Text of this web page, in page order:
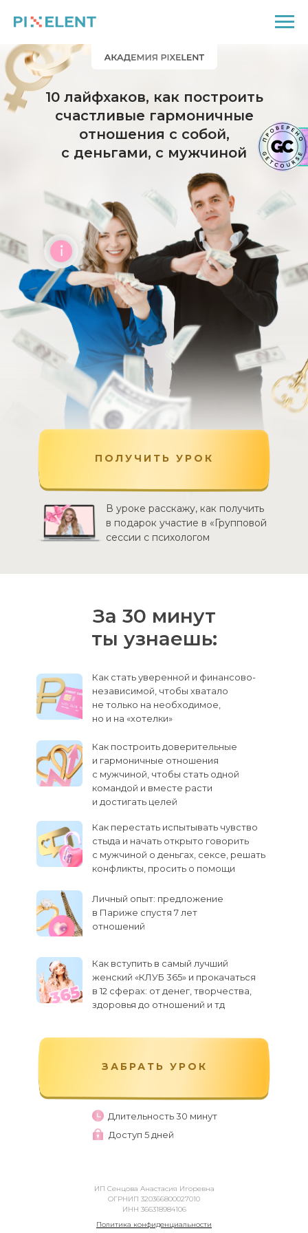
ПОЛУЧИТЬ УРОК
10 лайфхаков, как построить
счастливые гармоничные
отношения с собой,
с деньгами, с мужчиной
В уроке расскажу, как получить
в подарок участие в «Групповой
сессии с психологом
За 30 минут
ты узнаешь:
Как стать уверенной и финансово-
независимой, чтобы хватало
не только на необходимое,
но и на «хотелки»
Как перестать испытывать чувство
стыда и начать открыто говорить
с мужчиной о деньгах, сексе, решать
конфликты, просить о помощи
Как построить доверительные
и гармоничные отношения
с мужчиной, чтобы стать одной
командой и вместе расти
и достигать целей
Личный опыт: предложение
в Париже спустя 7 лет
отношений
Как вступить в самый лучший
женский «КЛУБ 365» и прокачаться
в 12 сферах: от денег, творчества,
здоровья до отношений и тд
Доступ 5 дней
Длительность 30 минут
ЗАБРАТЬ УРОК
ИП Сенцова Анастасия Игоревна
ОГРНИП 320366800027010
ИНН 366318984106
Политика конфиденциальности